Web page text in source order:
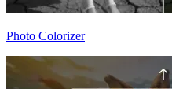
Photo Colorizer